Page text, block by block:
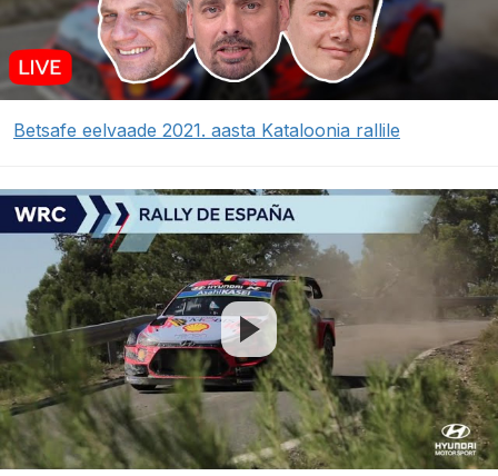
Betsafe eelvaade 2021. aasta Kataloonia rallile